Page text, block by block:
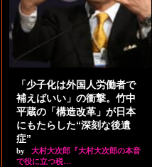
「少子化は外国人労働者で
補えばいい」の衝撃。竹中
平蔵の「構造改革」が日本
にもたらした“深刻な後遺
症”
by
大村大次郎『大村大次郎の本音
で役に立つ税…